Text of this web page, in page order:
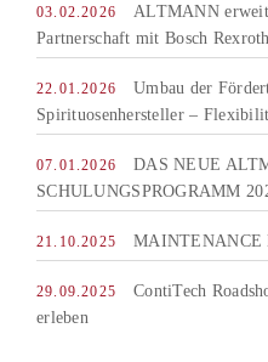
03.02.2026
ALTMANN
Partnerschaft mit Bosch Rexroth
22.01.2026
Umbau der
Spirituosenhersteller –
07.01.2026
DAS NEUE
SCHULUNGSPROGRAMM
21.10.2025 MAINTENANCE
29.09.2025
ContiTech
erleben